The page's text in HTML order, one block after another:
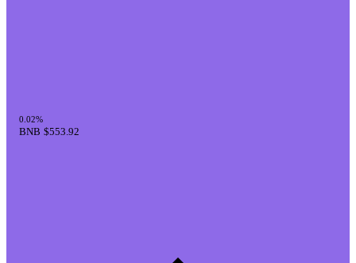
0.02%
BNB $553.92